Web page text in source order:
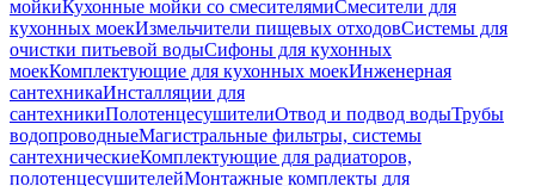
мойкиКухонные мойки со смесителямиСмесители для
кухонных моекИзмельчители пищевых отходовСистемы для
очистки питьевой водыСифоны для кухонных
моекКомплектующие для кухонных моекИнженерная
сантехникаИнсталляции для
сантехникиПолотенцесушителиОтвод и подвод водыТрубы
водопроводныеМагистральные фильтры, системы
сантехническиеКомплектующие для радиаторов,
полотенцесушителейМонтажные комплекты для